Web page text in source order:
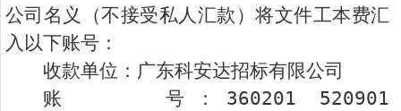
公司名义（不接受私人汇款）将文件工本费汇
入以下账号：
收款单位：广东科安达招标有限公司
账 号：360201 520901